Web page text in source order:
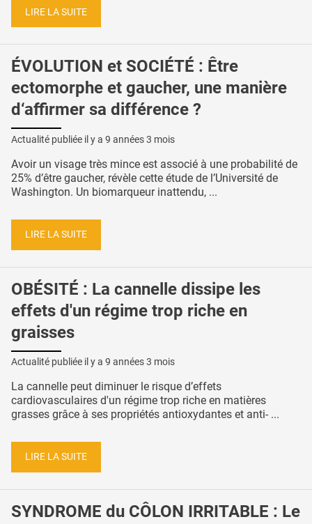
LIRE LA SUITE
ÉVOLUTION et SOCIÉTÉ : Être
ectomorphe et gaucher, une manière
d‘affirmer sa différence ?
Actualité publiée il y a 9 années 3 mois
Avoir un visage très mince est associé à une probabilité de
25% d’être gaucher, révèle cette étude de l’Université de
Washington. Un biomarqueur inattendu, ...
LIRE LA SUITE
OBÉSITÉ : La cannelle dissipe les
effets d'un régime trop riche en
graisses
Actualité publiée il y a 9 années 3 mois
La cannelle peut diminuer le risque d’effets
cardiovasculaires d'un régime trop riche en matières
grasses grâce à ses propriétés antioxydantes et anti- ...
LIRE LA SUITE
SYNDROME du CÔLON IRRITABLE : Le